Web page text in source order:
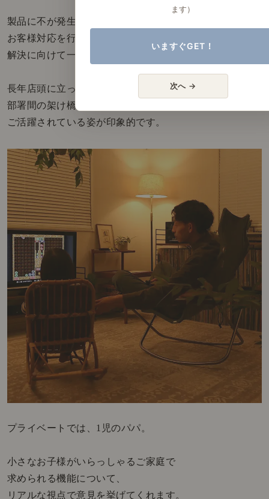
製品に不が発生した際は、いち早く
お客様対応を行うスタッフに寄り添い
解決に向けて一緒に尽力されている、関さん。
長年店頭に立っていた経験を活かして、
部署間の架け橋的存在としても
ご活躍されている姿が印象的です。
プライベートでは、1児のパパ。
小さなお子様がいらっしゃるご家庭で
求められる機能について、
リアルな視点で意見を挙げてくれます。
ます）
いますぐGET！
次へ →